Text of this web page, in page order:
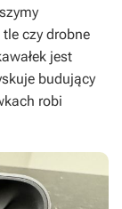
czy drobne
jest
budujący
robi